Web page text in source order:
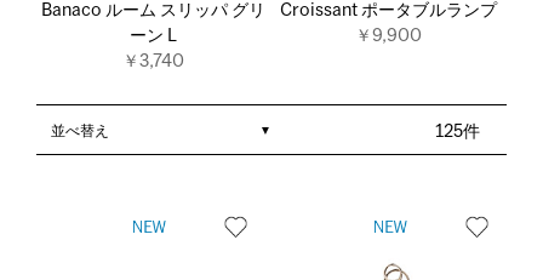
Banaco ルーム スリッパ グリ
ーン L
￥3,740
Croissant ポータブルランプ
￥9,900
125件
並べ替え